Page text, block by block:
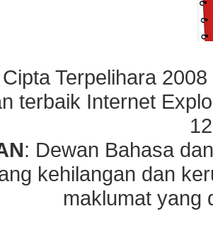
Terpelihara
terbaik Internet
: Dewan Bahasa
kehilangan dan
maklumat yang